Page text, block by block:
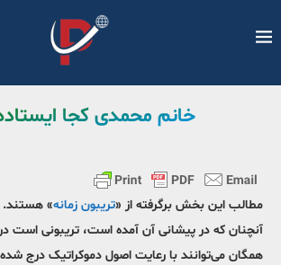
خانم محمدی کجا
مطالب این بخش برگرفته از «تریبون زمانه» هستند.
آنچنان که در پیشانی آن آمده است، تریبونی است
همگان می‌توانند با رعایت اصول دموکراتیک درج